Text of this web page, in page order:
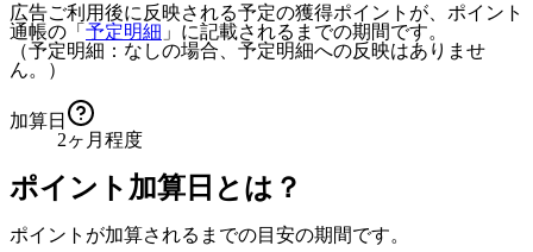
広告ご利用後に反映される予定の獲得ポイントが、ポイント
通帳の「 予定明細 」に記載されるまでの期間です。
（予定明細：なしの場合、予定明細への反映はありませ
ん。）
加算日
2ヶ月程度
ポイント加算日とは？
ポイントが加算されるまでの目安の期間です。